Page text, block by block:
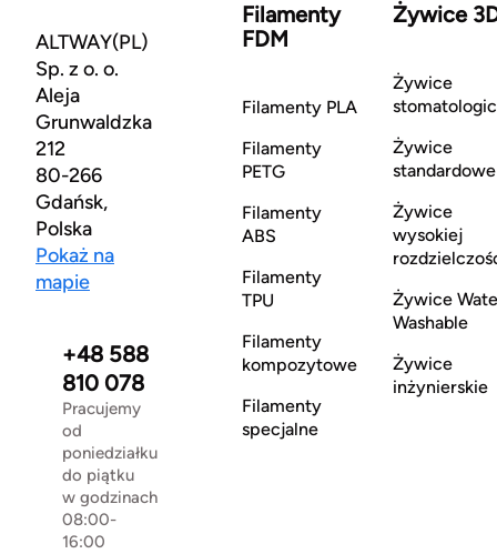
ALTWAY(PL)
Sp. z o. o.
Aleja
Grunwaldzka
212
80-266
Gdańsk,
Polska
Pokaż na
mapie
+48 588
810 078
Pracujemy
od
poniedziałku
do piątku
w godzinach
08:00-
16:00
Filamenty
FDM
Filamenty PLA
Filamenty
PETG
Filamenty
ABS
Filamenty
TPU
Filamenty
kompozytowe
Filamenty
specjalne
Żywice
Żywice
Żywice
standardowe
Żywice
wysokiej
Żywice
Washable
Żywice
inżynierskie